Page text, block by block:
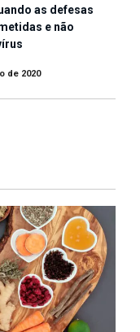
as defesas
e não
de 2020